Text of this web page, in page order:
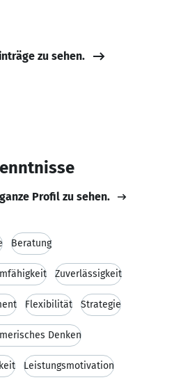
zu sehen.
Profil zu sehen.
Beratung
Zuverlässigkeit
Flexibilität Strategie
Denken
Leistungsmotivation